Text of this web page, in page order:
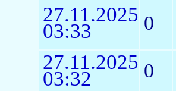
27.11.2025
03:33 0
27.11.2025
03:32 0